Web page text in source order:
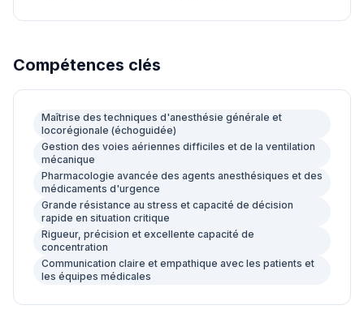
Compétences clés
Maîtrise des techniques d'anesthésie générale et
locorégionale (échoguidée)
Gestion des voies aériennes difficiles et de la ventilation
mécanique
Pharmacologie avancée des agents anesthésiques et des
médicaments d'urgence
Grande résistance au stress et capacité de décision
rapide en situation critique
Rigueur, précision et excellente capacité de
concentration
Communication claire et empathique avec les patients et
les équipes médicales